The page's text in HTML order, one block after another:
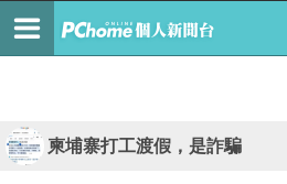
柬埔寨打工渡假，是詐騙